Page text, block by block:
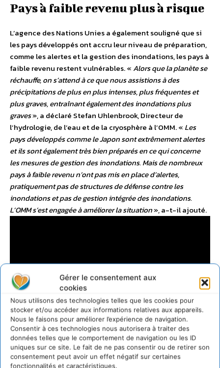
Gérer le consentement aux
cookies
Nous utilisons des technologies telles que les cookies pour
stocker et/ou accéder aux informations relatives aux appareils.
Nous le faisons pour améliorer l’expérience de navigation.
Consentir à ces technologies nous autorisera à traiter des
données telles que le comportement de navigation ou les ID
uniques sur ce site. Le fait de ne pas consentir ou de retirer son
consentement peut avoir un effet négatif sur certaines
fonctionnalités et caractéristiques.
Pays à faible revenu plus à risque
L’agence des Nations Unies a également souligné que si
les pays développés ont accru leur niveau de préparation,
comme les alertes et la gestion des inondations, les pays à
faible revenu restent vulnérables.« Alors que la planète se
réchauffe, on s’attend à ce que nous assistions à des
précipitations de plus en plus intenses, plus fréquentes et
plus graves, entraînant également des inondations plus
graves», a déclaré Stefan Uhlenbrook, Directeur de
l’hydrologie, de l’eau et de la cryosphère à l’OMM. « Les
pays développés comme le Japon sont extrêmement alertes
et ils sont également très bien préparés en ce qui concerne
les mesures de gestion des inondations. Mais de nombreux
pays à faible revenu n’ont pas mis en place d’alertes,
pratiquement pas de structures de défense contre les
inondations et pas de gestion intégrée des inondations.
L’OMM s’est engagée à améliorer la situation», a-t-il ajouté.